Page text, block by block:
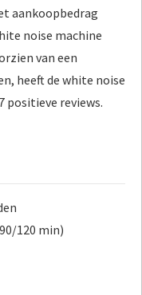
aankoopbedrag
noise machine
van een
heeft de white noise
positieve reviews.
120 min)